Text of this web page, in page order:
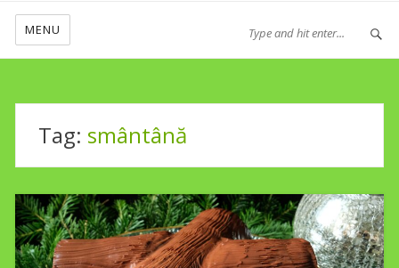
MENU
Tag: smântână